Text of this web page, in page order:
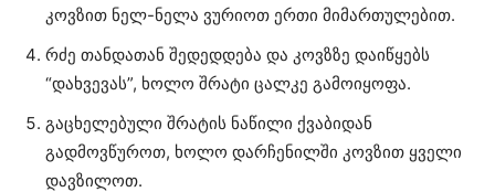
კოვზით ნელ-ნელა ვურიოთ ერთი მიმართულებით.
რძე თანდათან შედედდება და კოვზზე დაიწყებს
“დახვევას”, ხოლო შრატი ცალკე გამოიყოფა.
გაცხელებული შრატის ნაწილი ქვაბიდან
გადმოვწუროთ, ხოლო დარჩენილში კოვზით ყველი
დავზილოთ.